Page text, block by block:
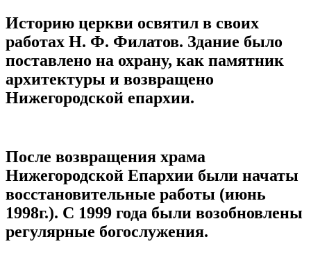
Историю церкви освятил в своих
работах Н. Ф. Филатов. Здание было
поставлено на охрану, как памятник
архитектуры и возвращено
Нижегородской епархии.
После возвращения храма
Нижегородской Епархии были начаты
восстановительные работы (июнь
1998г.). С 1999 года были возобновлены
регулярные богослужения.